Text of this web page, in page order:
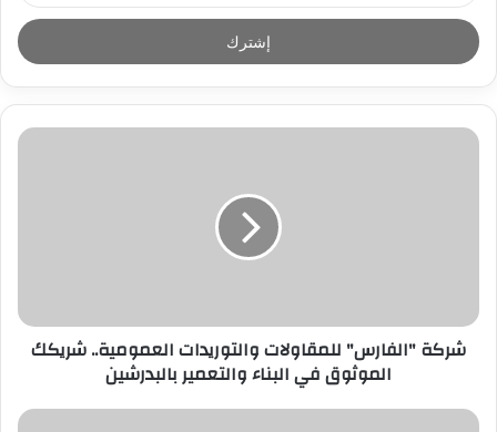
خ
ل
ر
د
ر
شركة "الفارس" للمقاولات والتوريدات العمومية.. شريكك
الموثوق في البناء والتعمير بالبدرشين